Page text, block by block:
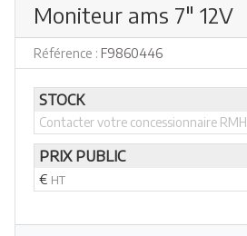
Moniteur ams 7" 12V
Référence : F9860446
STOCK
Contacter votre concessionnaire RMH
PRIX PUBLIC
€ HT